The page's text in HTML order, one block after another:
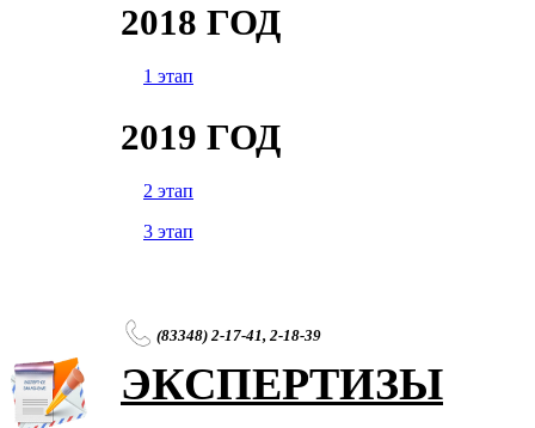
2018 ГОД
1 этап
2019 ГОД
2 этап
3 этап
(83348) 2-17-41, 2-18-39
ЭКСПЕРТИЗЫ